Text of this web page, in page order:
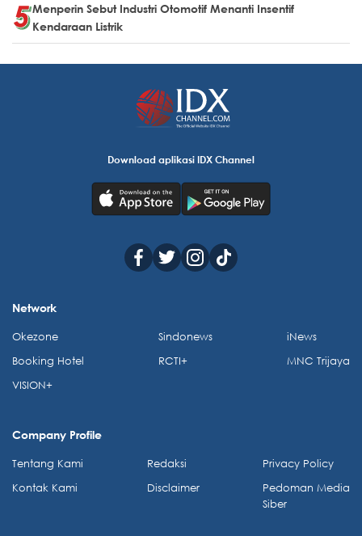
Menperin Sebut Industri Otomotif Menanti Insentif
Kendaraan Listrik
Download aplikasi IDX Channel
Network
Okezone
Booking Hotel
VISION+
Sindonews
RCTI+
iNews
MNC Trijaya
Company Profile
Tentang Kami
Kontak Kami
Redaksi
Disclaimer
Privacy Policy
Pedoman Media
Siber